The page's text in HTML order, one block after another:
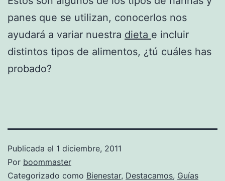
panes que se utilizan, conocerlos nos
ayudará a variar nuestra dieta e incluir
distintos tipos de alimentos, ¿tú cuáles has
probado?
Publicada el 1 diciembre, 2011
Por boommaster
Categorizado como Bienestar, Destacamos, Guías